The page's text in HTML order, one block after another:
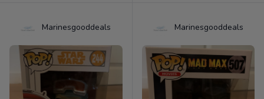
Marinesgooddeals Marinesgooddeals